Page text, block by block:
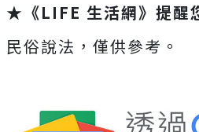
★《LIFE 生活網》提醒
民俗說法，僅供參考。